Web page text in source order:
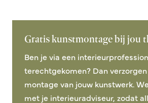
Gratis kunstmontage bij jou
Ben je via een
terechtgekomen? Dan
montage van jouw kunstwerk.
met je interieuradviseur, zodat